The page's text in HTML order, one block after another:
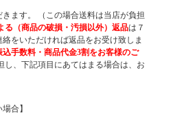
ます。 （この場合送料は当店が負担
る（商品の破損・汚損以外）返品は７
をいただければ返品をお受け致しま
手数料・商品代金3割をお客様のご
し、下記項目にあてはまる場合は、お
合】